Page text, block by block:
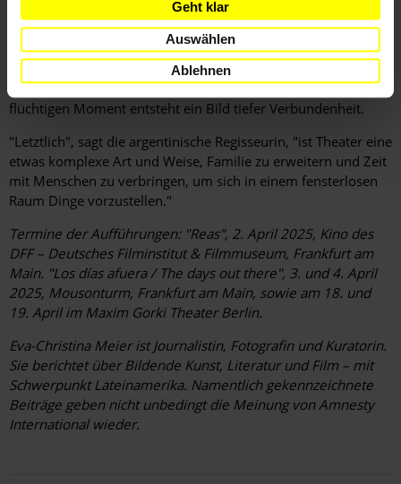
Geht klar
Auswählen
Ablehnen
mit einem kleinen Umtrunk. Ein Baby, das auf der Tour
mitreist, wird zwischen den Ensemblemitgliedern
herumgereicht. Es gibt Hot Dogs, Bier und Limonade. Im
Hintergrund spielt leise Musik. Selbstvergessen beginnen alle,
unter den Kronleuchtern ein paar Takte zu tanzen. Für einen
flüchtigen Moment entsteht ein Bild tiefer Verbundenheit.
"Letztlich", sagt die argentinische ­Regisseurin, "ist Theater eine
etwas komplexe Art und Weise, Familie zu erweitern und Zeit
mit Menschen zu verbringen, um sich in einem fensterlosen
Raum ­Dinge vorzustellen."
Termine der Aufführungen: "Reas", 2. April 2025, Kino des
DFF – Deutsches Filminstitut & Filmmuseum, Frankfurt am
Main. "Los días afuera / The days out there", 3. und 4. April
2025, Mousonturm, Frankfurt am Main, sowie am 18. und
19. April im Maxim Gorki Theater Berlin.
Eva-Christina Meier ist Journalistin, Fotografin und Kuratorin.
Sie berichtet über Bildende Kunst, Literatur und Film – mit
Schwerpunkt Lateinamerika. Namentlich gekennzeichnete
Beiträge geben nicht unbedingt die Meinung von Amnesty
International wieder.